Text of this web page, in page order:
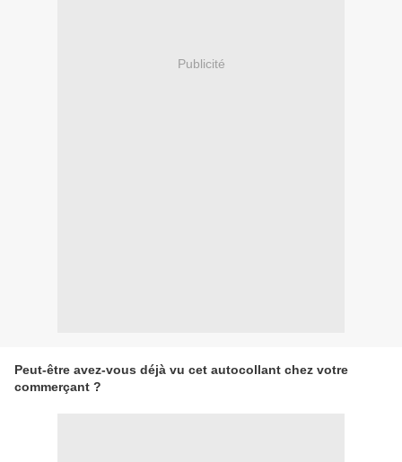
Publicité
Peut-être avez-vous déjà vu cet autocollant chez votre
commerçant ?